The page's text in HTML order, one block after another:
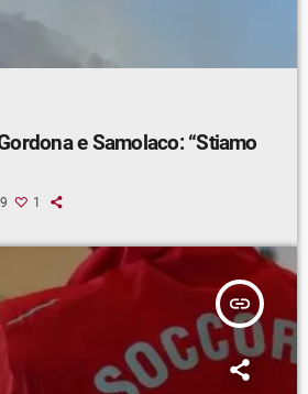
e Samolaco: “Stiamo
1
insert_link